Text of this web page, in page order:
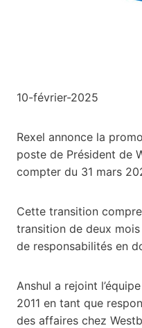
10-février-2025
Rexel annonce la
poste de Président de
compter du 31 mars
Cette transition
transition de deux
de responsabilités en
Anshul a rejoint
2011 en tant que
des affaires chez